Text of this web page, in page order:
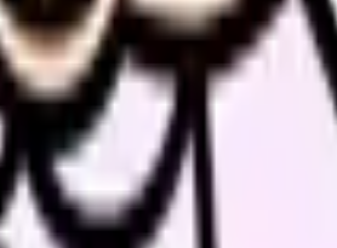
できます。進む
。掲げた数値はいずれも調査時点の